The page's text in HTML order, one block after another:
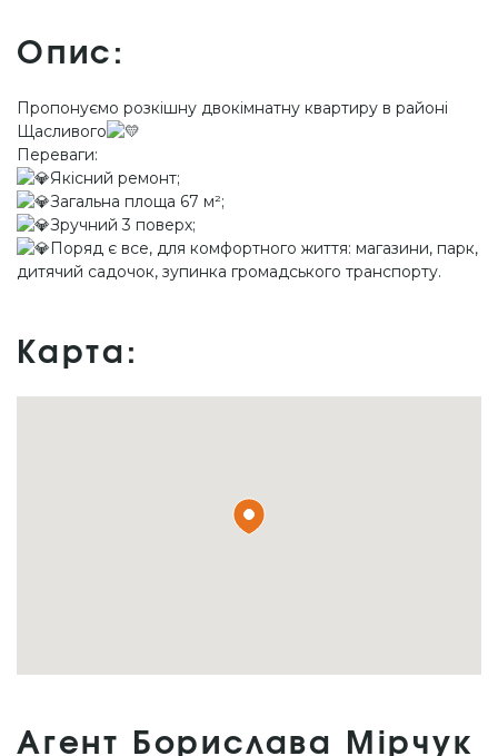
Опис:
Пропонуємо розкішну двокімнатну квартиру в районі
Щасливого
Переваги:
Якісний ремонт;
Загальна площа 67 м²;
Зручний 3 поверх;
Поряд є все, для комфортного життя: магазини, парк,
дитячий садочок, зупинка громадського транспорту.
Карта:
Агент Борислава Мірчук